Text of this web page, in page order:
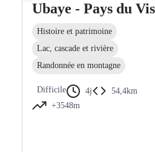
Histoire et patrimoine
Lac, cascade et rivière
Randonnée en montagne
Difficile 4j
54,4km
+3548m